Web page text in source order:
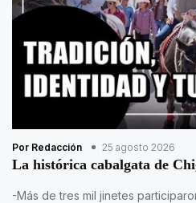
Por Redacción 25 agosto 2026
La histórica cabalgata de
-Más de tres mil jinetes